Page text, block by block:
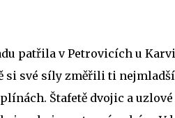
patřila v Petrovicích u
si své síly změřili ti
Štafetě dvojic a